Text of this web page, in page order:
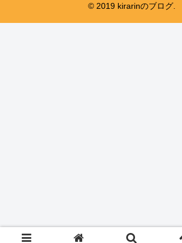
© 2019 kirarinのブログ.